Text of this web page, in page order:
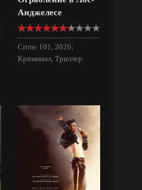
Анджелесе
Crime 101, 2026;
Криминал, Триллер